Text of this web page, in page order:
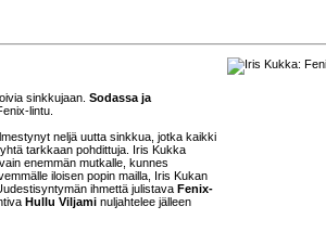
sinkkujaan. Sodassa ja
lintu.
neljä uutta sinkkua, jotka kaikki
tarkkaan pohdittuja. Iris Kukka
enemmän mutkalle, kunnes
iloisen popin mailla, Iris Kukan
ihmettä julistava Fenix-
Hullu Viljami nuljahtelee jälleen